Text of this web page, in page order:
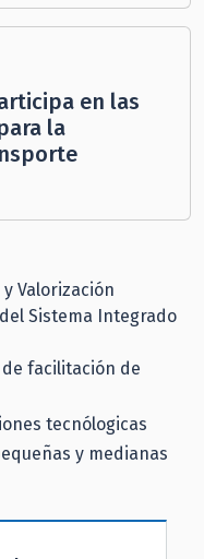
en las
la
Valorización
Sistema Integrado
facilitación de
tecnólogicas
y medianas